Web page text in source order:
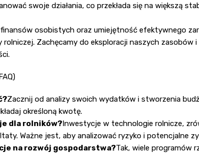
swoje działania, co przekłada się na większą
finansów osobistych oraz umiejętność efektywnego
rolniczej. Zachęcamy do eksploracji naszych zasobów
Zacznij od analizy swoich wydatków i stworzenia
określoną kwotę.
dla rolników?Inwestycje w technologie rolnicze,
Ważne jest, aby analizować ryzyko i potencjalne
na rozwój gospodarstwa?Tak, wiele programów